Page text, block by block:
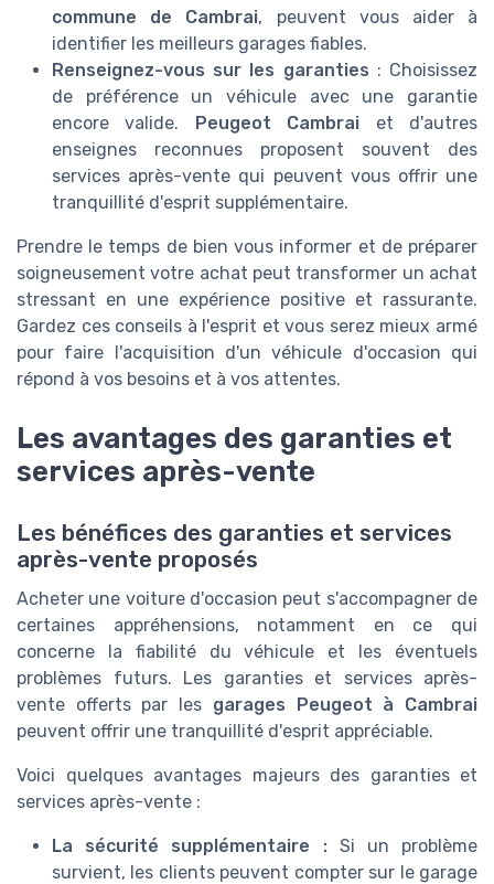
commune de Cambrai, peuvent vous aider à
identifier les meilleurs garages fiables.
Renseignez-vous sur les garanties : Choisissez
de préférence un véhicule avec une garantie
encore valide. Peugeot Cambrai et d'autres
enseignes reconnues proposent souvent des
services après-vente qui peuvent vous offrir une
tranquillité d'esprit supplémentaire.
Prendre le temps de bien vous informer et de préparer
soigneusement votre achat peut transformer un achat
stressant en une expérience positive et rassurante.
Gardez ces conseils à l'esprit et vous serez mieux armé
pour faire l'acquisition d'un véhicule d'occasion qui
répond à vos besoins et à vos attentes.
Les avantages des garanties et
services après-vente
Les bénéfices des garanties et services
après-vente proposés
Acheter une voiture d'occasion peut s'accompagner de
certaines appréhensions, notamment en ce qui
concerne la fiabilité du véhicule et les éventuels
problèmes futurs. Les garanties et services après-
vente offerts par les garages Peugeot à Cambrai
peuvent offrir une tranquillité d'esprit appréciable.
Voici quelques avantages majeurs des garanties et
services après-vente :
La sécurité supplémentaire :Si un problème
survient, les clients peuvent compter sur le garage